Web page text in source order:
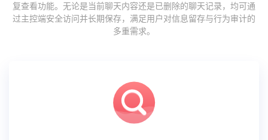
复查看功能。无论是当前聊天内容还是已删除的聊天记录，均可通
过主控端安全访问并长期保存，满足用户对信息留存与行为审计的
多重需求。